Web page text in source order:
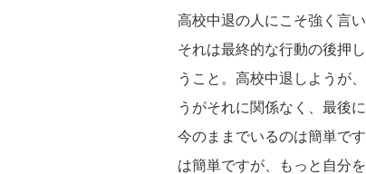
高校中退の人にこそ強く言
それは最終的な行動の後押
うこと。高校中退しようが
うがそれに関係なく、最後
今のままでいるのは簡単で
は簡単ですが、もっと自分